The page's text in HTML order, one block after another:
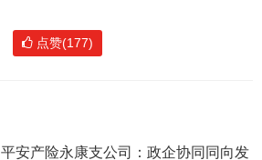
点赞(177)
平安产险永康支公司：政企协同同向发